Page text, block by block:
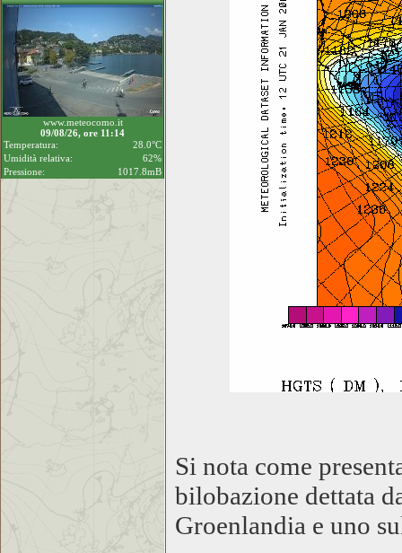
www.meteocomo.it
09/08/26, ore 11:14
Temperatura:
28.0°C
Umidità relativa:
62%
Pressione:
1017.8mB
Si nota come
bilobazione dettata
Groenlandia e uno